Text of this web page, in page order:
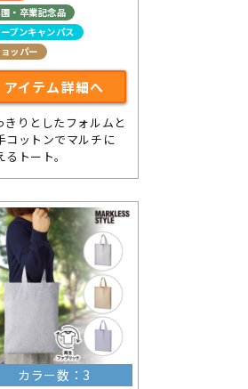
・卒業記念品
プンキャンパス
ッパー
アイテム詳細へ
きりとしたフォルムと
コットンでマルチに
るトート。
カラー数：3